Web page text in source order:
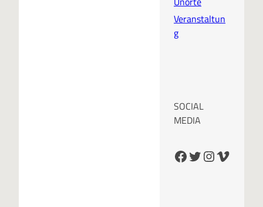
Veranstaltun
g
SOCIAL
MEDIA
Facebook Twitter InstagramVimeo